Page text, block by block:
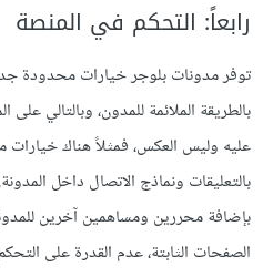
رابعاً: التحكم في المنصة
توفر مدونات بلوجر خيارات محدودة
بالطريقة الملائمة للمدون، وبالتالي
عليه وليس العكس، فمثلاً هناك
بالتعليقات ونماذج الاتصال داخل
بإضافة محررين ومساهمين آخرين
الصفحات الثابتة، عدم القدرة على